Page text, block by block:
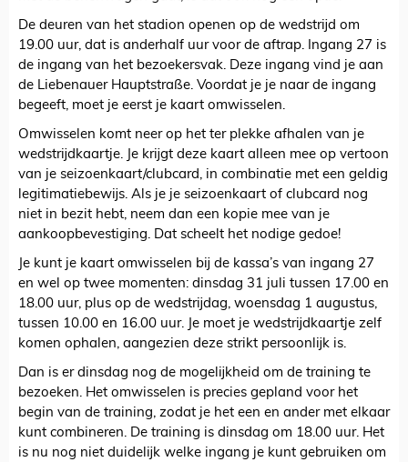
De deuren van het stadion openen op de wedstrijd om
19.00 uur, dat is anderhalf uur voor de aftrap. Ingang 27 is
de ingang van het bezoekersvak. Deze ingang vind je aan
de Liebenauer Hauptstraße. Voordat je je naar de ingang
begeeft, moet je eerst je kaart omwisselen.
Omwisselen komt neer op het ter plekke afhalen van je
wedstrijdkaartje. Je krijgt deze kaart alleen mee op vertoon
van je seizoenkaart/clubcard, in combinatie met een geldig
legitimatiebewijs. Als je je seizoenkaart of clubcard nog
niet in bezit hebt, neem dan een kopie mee van je
aankoopbevestiging. Dat scheelt het nodige gedoe!
Je kunt je kaart omwisselen bij de kassa’s van ingang 27
en wel op twee momenten: dinsdag 31 juli tussen 17.00 en
18.00 uur, plus op de wedstrijdag, woensdag 1 augustus,
tussen 10.00 en 16.00 uur. Je moet je wedstrijdkaartje zelf
komen ophalen, aangezien deze strikt persoonlijk is.
Dan is er dinsdag nog de mogelijkheid om de training te
bezoeken. Het omwisselen is precies gepland voor het
begin van de training, zodat je het een en ander met elkaar
kunt combineren. De training is dinsdag om 18.00 uur. Het
is nu nog niet duidelijk welke ingang je kunt gebruiken om